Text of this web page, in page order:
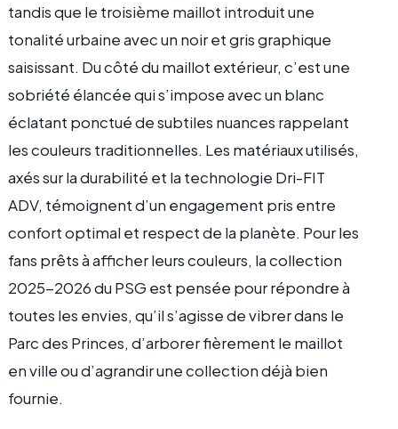
tandis que le troisième maillot introduit une
tonalité urbaine avec un noir et gris graphique
saisissant. Du côté du maillot extérieur, c’est une
sobriété élancée qui s’impose avec un blanc
éclatant ponctué de subtiles nuances rappelant
les couleurs traditionnelles. Les matériaux utilisés,
axés sur la durabilité et la technologie Dri-FIT
ADV, témoignent d’un engagement pris entre
confort optimal et respect de la planète. Pour les
fans prêts à afficher leurs couleurs, la collection
2025-2026 du PSG est pensée pour répondre à
toutes les envies, qu’il s’agisse de vibrer dans le
Parc des Princes, d’arborer fièrement le maillot
en ville ou d’agrandir une collection déjà bien
fournie.